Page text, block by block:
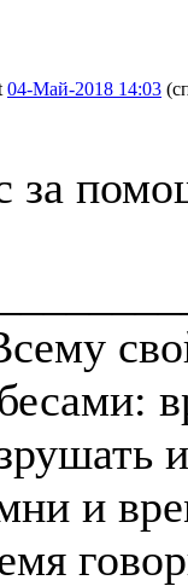
04-Май-2018 14:03
за
и